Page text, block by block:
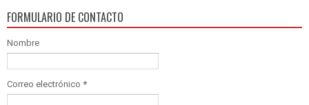
FORMULARIO DE CONTACTO
Nombre
Correo electrónico *